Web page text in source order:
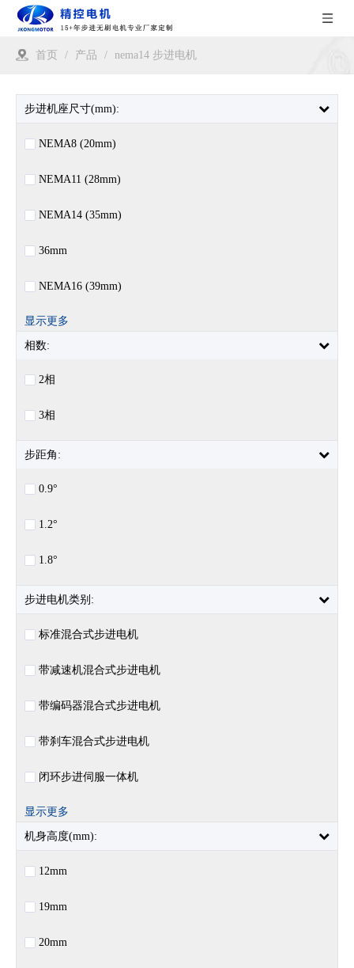
首页 / 产品 / nema14 步进电机
步进机座尺寸(mm):
NEMA8 (20mm)
NEMA11 (28mm)
NEMA14 (35mm)
36mm
NEMA16 (39mm)
显示更多
相数:
2相
3相
步距角:
0.9°
1.2°
1.8°
步进电机类别:
标准混合式步进电机
带减速机混合式步进电机
带编码器混合式步进电机
带刹车混合式步进电机
闭环步进伺服一体机
显示更多
机身高度(mm):
12mm
19mm
20mm